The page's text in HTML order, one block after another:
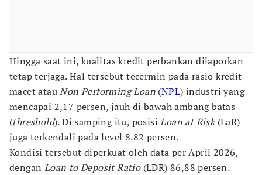
Hingga saat ini, kualitas kredit perbankan dilaporkan
tetap terjaga. Hal tersebut tecermin pada rasio kredit
macet atauNon Performing Loan (NPL) industri yang
mencapai 2,17 persen, jauh di bawah ambang batas
(threshold). Di samping itu, posisiLoan at Risk(LaR)
juga terkendali pada level 8.82 persen.
Kondisi tersebut diperkuat oleh data per April 2026,
dengan Loan to Deposit Ratio(LDR) 86,88 persen.